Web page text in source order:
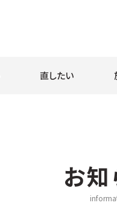
直したい
お知